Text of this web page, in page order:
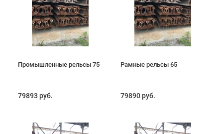
Промышленные рельсы 75
79893 руб.
Рамные рельсы 65
79890 руб.